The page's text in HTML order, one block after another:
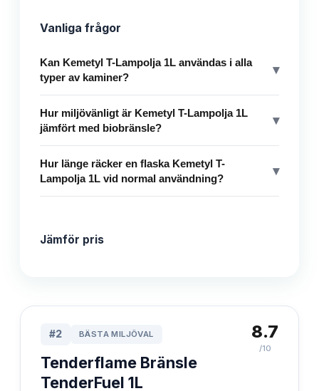
Vanliga frågor
Kan Kemetyl T-Lampolja 1L användas i alla
typer av kaminer?
▾
Hur miljövänligt är Kemetyl T-Lampolja 1L
jämfört med biobränsle?
▾
Hur länge räcker en flaska Kemetyl T-
Lampolja 1L vid normal användning?
▾
Jämför pris
#2 BÄSTA MILJÖVAL
Tenderflame Bränsle
TenderFuel 1L
8.7
/10